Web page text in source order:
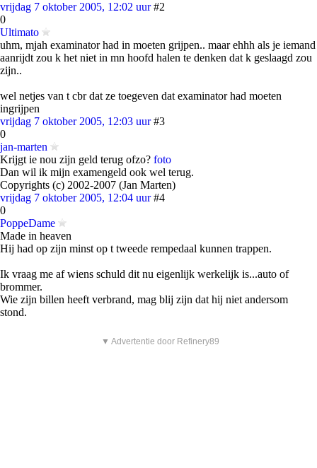
vrijdag 7 oktober 2005, 12:02 uur #2
0
Ultimato
uhm, mjah examinator had in moeten grijpen.. maar ehhh als je iemand
aanrijdt zou k het niet in mn hoofd halen te denken dat k geslaagd zou
zijn..
wel netjes van t cbr dat ze toegeven dat examinator had moeten
ingrijpen
vrijdag 7 oktober 2005, 12:03 uur #3
0
jan-marten
Krijgt ie nou zijn geld terug ofzo? foto
Dan wil ik mijn examengeld ook wel terug.
Copyrights (c) 2002-2007 (Jan Marten)
vrijdag 7 oktober 2005, 12:04 uur #4
0
PoppeDame
Made in heaven
Hij had op zijn minst op t tweede rempedaal kunnen trappen.
Ik vraag me af wiens schuld dit nu eigenlijk werkelijk is...auto of
brommer.
Wie zijn billen heeft verbrand, mag blij zijn dat hij niet andersom
stond.
▼ Advertentie door Refinery89